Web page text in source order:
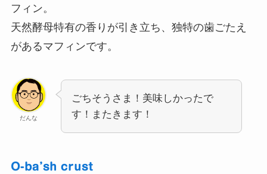
フィン。
天然酵母特有の香りが引き立ち、独特の歯ごたえ
があるマフィンです。
だんな
ごちそうさま！美味しかったで
す！またきます！
O-ba’sh crust